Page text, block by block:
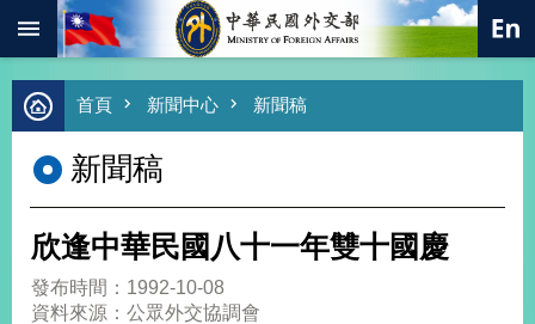
跳到主要內容區塊
進
階
尋
熱
首頁 新聞中心 新聞稿
新聞稿
欣逢中華民國八十一年雙十國慶
發布時間：1992-10-08
資料來源：公眾外交協調會